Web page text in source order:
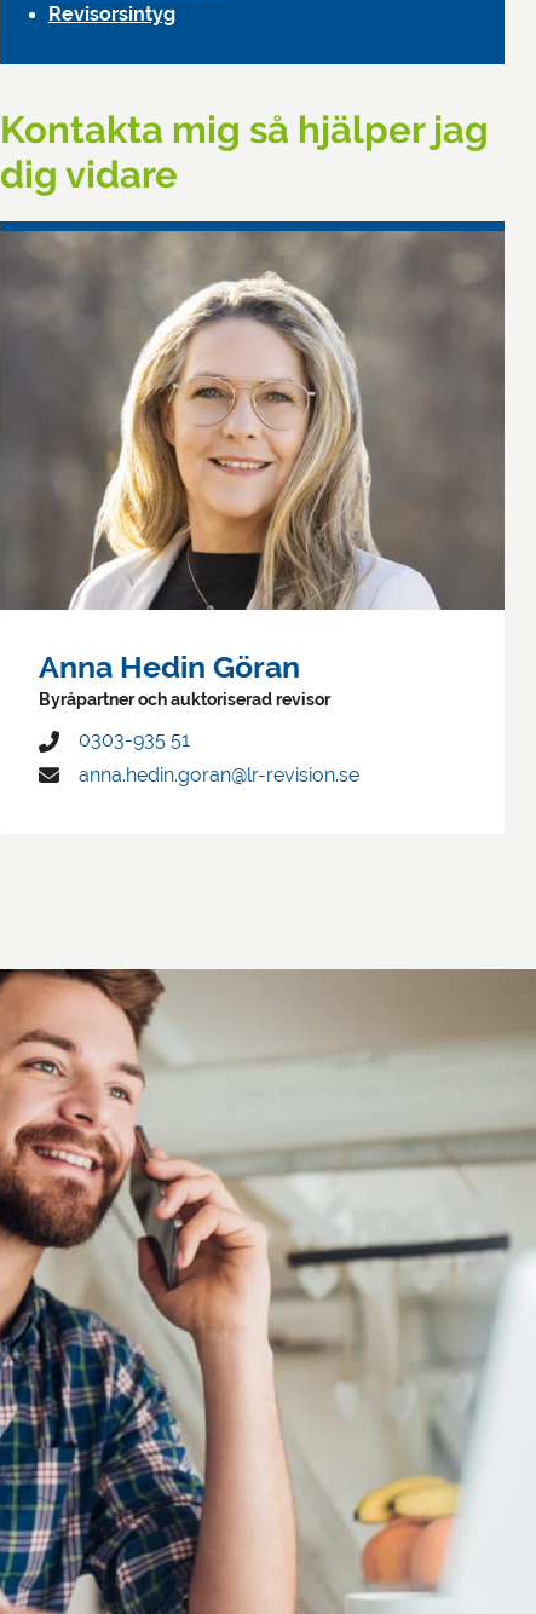
Revisorsintyg
Kontakta mig så hjälper jag
dig vidare
Anna Hedin Göran
Byråpartner och auktoriserad revisor
0303-935 51
anna.hedin.goran@lr-revision.se